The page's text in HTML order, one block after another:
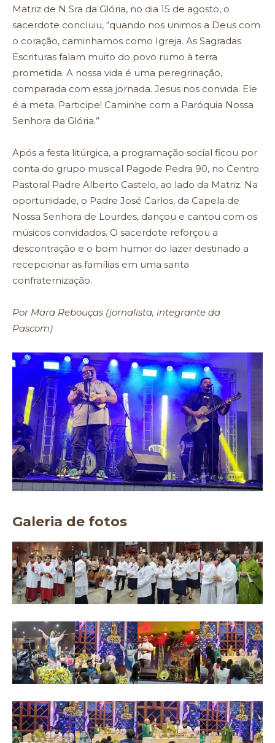
Matriz de N Sra da Glória, no dia 15 de agosto, o
sacerdote concluiu, “quando nos unimos a Deus com
o coração, caminhamos como Igreja. As Sagradas
Escrituras falam muito do povo rumo à terra
prometida. A nossa vida é uma peregrinação,
comparada com essa jornada. Jesus nos convida. Ele
é a meta. Participe! Caminhe com a Paróquia Nossa
Senhora da Glória.”
Após a festa litúrgica, a programação social ficou por
conta do grupo musical Pagode Pedra 90, no Centro
Pastoral Padre Alberto Castelo, ao lado da Matriz. Na
oportunidade, o Padre José Carlos, da Capela de
Nossa Senhora de Lourdes, dançou e cantou com os
músicos convidados. O sacerdote reforçou a
descontração e o bom humor do lazer destinado a
recepcionar as famílias em uma santa
confraternização.
Por Mara Rebouças (jornalista, integrante da
Pascom)
Galeria de fotos